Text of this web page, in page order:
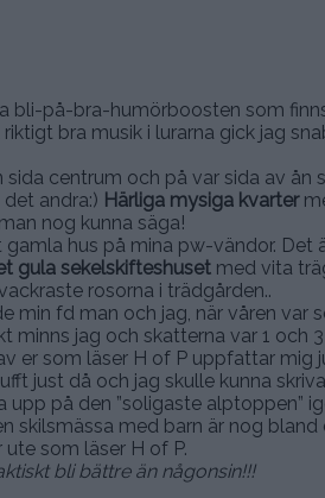
bli-på-bra-humörboosten som
bra musik i lurarna gick jag
centrum och på var sida av ån
andra:) Härliga mysiga kvarter
nog kunna säga!
hus på mina pw-vändor.
gula sekelskifteshuset med vita
rosorna i trädgården..
min fd man och jag, när våren var
jag och skatterna var 1 och
er som läser H of P uppfattar
just då och jag skulle kunna
på den ”soligaste alptoppen”
skilsmässa med barn är nog
som läser H of P.
bli bättre än någonsin!!!